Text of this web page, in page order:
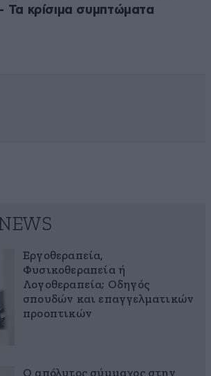
κρίσιμα συμπτώματα
Εργοθεραπεία,
Φυσικοθεραπεία ή
Λογοθεραπεία; Οδηγός
σπουδών και επαγγελματικών
προοπτικών
Ο απόλυτος σύμμαχος στην